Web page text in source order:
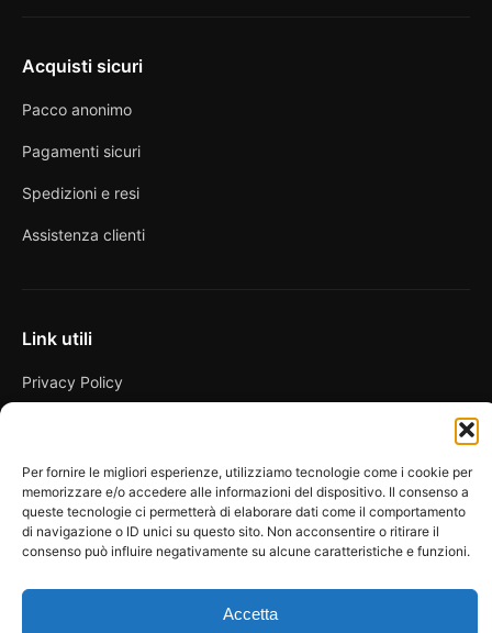
Per fornire le migliori esperienze, utilizziamo tecnologie come i cookie per
memorizzare e/o accedere alle informazioni del dispositivo. Il consenso a
queste tecnologie ci permetterà di elaborare dati come il comportamento
di navigazione o ID unici su questo sito. Non acconsentire o ritirare il
consenso può influire negativamente su alcune caratteristiche e funzioni.
Accetta
Acquisti sicuri
Pacco anonimo
Pagamenti sicuri
Spedizioni e resi
Assistenza clienti
Link utili
Privacy Policy
Cookie Policy
FAQ